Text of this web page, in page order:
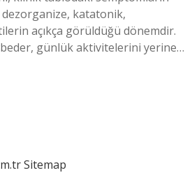
katatonik,
açıkça görüldüğü dönemdir.
günlük aktivitelerini yerine…
Sitemap